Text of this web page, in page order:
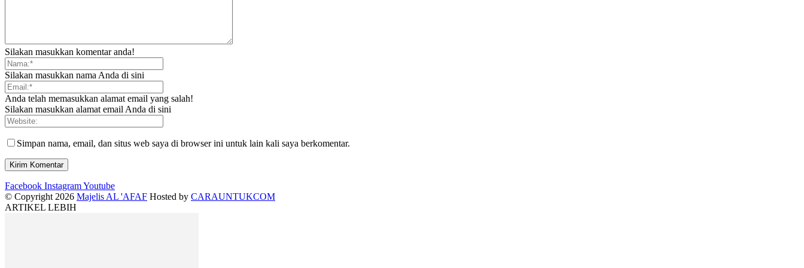
Silakan masukkan komentar anda!
Silakan masukkan nama Anda di sini
Anda telah memasukkan alamat email yang salah!
Silakan masukkan alamat email Anda di sini
Simpan nama, email, dan situs web saya di browser ini untuk lain kali saya berkomentar.
Facebook InstagramYoutube
© Copyright 2026 Majelis AL 'AFAF Hosted by CARAUNTUKCOM
ARTIKEL LEBIH